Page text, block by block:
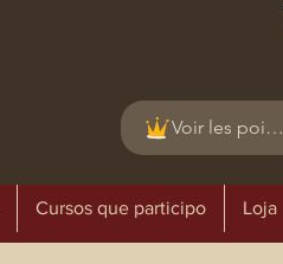
Voir les points
Cursos que participo Loja